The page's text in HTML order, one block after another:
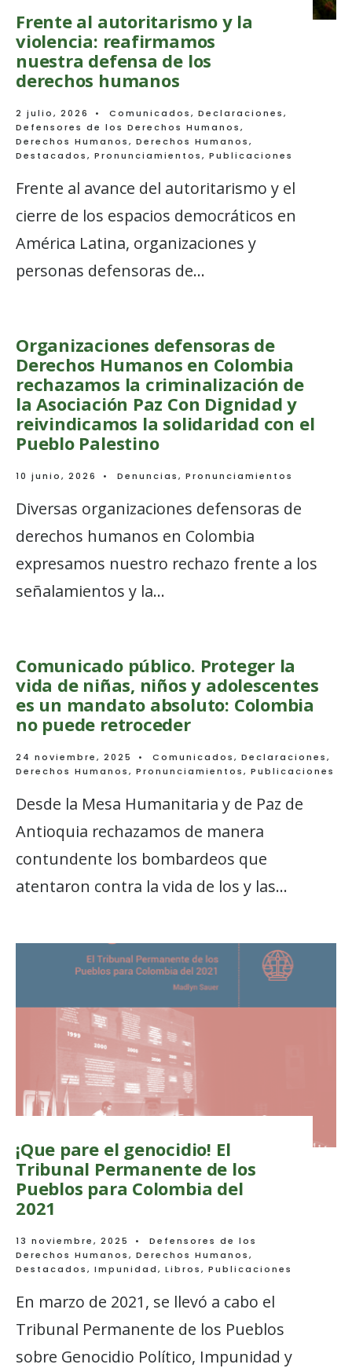
Frente al autoritarismo y la
violencia: reafirmamos
nuestra defensa de los
derechos humanos
2 julio, 2026 • Comunicados, Declaraciones,
Defensores de los Derechos Humanos,
Derechos Humanos, Derechos Humanos,
Destacados, Pronunciamientos, Publicaciones
Frente al avance del autoritarismo y el
cierre de los espacios democráticos en
América Latina, organizaciones y
personas defensoras de...
Organizaciones defensoras de
Derechos Humanos en Colombia
rechazamos la criminalización de
la Asociación Paz Con Dignidad y
reivindicamos la solidaridad con el
Pueblo Palestino
10 junio, 2026 • Denuncias, Pronunciamientos
Diversas organizaciones defensoras de
derechos humanos en Colombia
expresamos nuestro rechazo frente a los
señalamientos y la...
Comunicado público. Proteger la
vida de niñas, niños y adolescentes
es un mandato absoluto: Colombia
no puede retroceder
24 noviembre, 2025 • Comunicados, Declaraciones,
Derechos Humanos, Pronunciamientos, Publicaciones
Desde la Mesa Humanitaria y de Paz de
Antioquia rechazamos de manera
contundente los bombardeos que
atentaron contra la vida de los y las...
¡Que pare el genocidio! El
Tribunal Permanente de los
Pueblos para Colombia del
2021
13 noviembre, 2025 •
Defensores de los
Derechos Humanos, Derechos Humanos,
Destacados, Impunidad, Libros, Publicaciones
En marzo de 2021, se llevó a cabo el
Tribunal Permanente de los Pueblos
sobre Genocidio Político, Impunidad y